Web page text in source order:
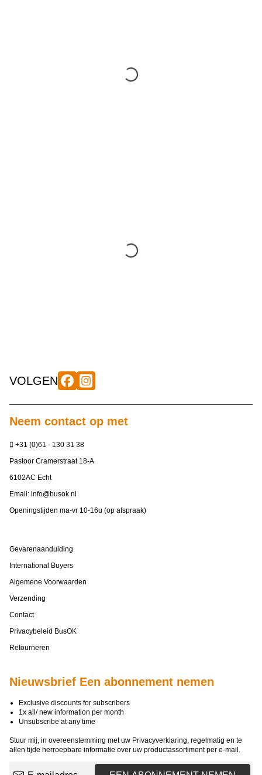
VOLGEN
Neem contact op met
+31 (0)61 - 130 31 38
Pastoor Cramerstraat 18-A
6102AC Echt
Email: info@busok.nl
Openingstijden ma-vr 10-16u (op afspraak)
Gevarenaanduiding
International Buyers
Algemene Voorwaarden
Verzending
Contact
Privacybeleid BusOK
Retourneren
Nieuwsbrief Een abonnement nemen
Exclusive discounts for subscribers
1x all/ new information per month
Unsubscribe at any time
Stuur mij, in overeenstemming met uw Privacyverklaring, regelmatig en te
allen tijde herroepbare informatie over uw productassortiment per e-mail.